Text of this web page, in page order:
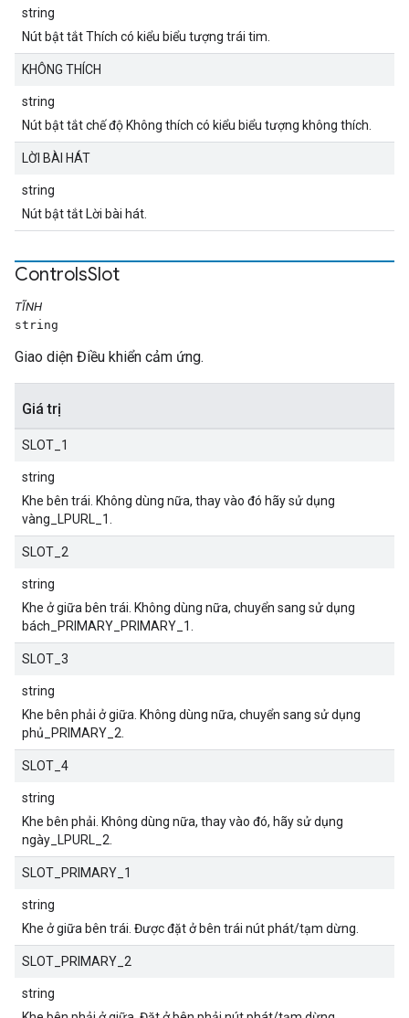
string
Nút bật tắt Thích có kiểu biểu tượng trái tim.
KHÔNG THÍCH
string
Nút bật tắt chế độ Không thích có kiểu biểu tượng không thích.
LỜI BÀI HÁT
string
Nút bật tắt Lời bài hát.
ControlsSlot
TĨNH
string
Giao diện Điều khiển cảm ứng.
Giá trị
SLOT_1
string
Khe bên trái. Không dùng nữa, thay vào đó hãy sử dụng
vàng_LPURL_1.
SLOT_2
string
Khe ở giữa bên trái. Không dùng nữa, chuyển sang sử dụng
bách_PRIMARY_PRIMARY_1.
SLOT_3
string
Khe bên phải ở giữa. Không dùng nữa, chuyển sang sử dụng
phủ_PRIMARY_2.
SLOT_4
string
Khe bên phải. Không dùng nữa, thay vào đó, hãy sử dụng
ngày_LPURL_2.
SLOT_PRIMARY_1
string
Khe ở giữa bên trái. Được đặt ở bên trái nút phát/tạm dừng.
SLOT_PRIMARY_2
string